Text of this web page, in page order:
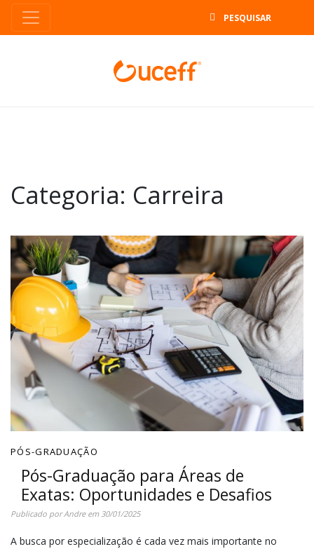
Categoria: Carreira
PÓS-GRADUAÇÃO
Pós-Graduação para Áreas de
Exatas: Oportunidades e Desafios
Publicado porAndreem30/01/2025
A busca por especialização é cada vez mais importante no